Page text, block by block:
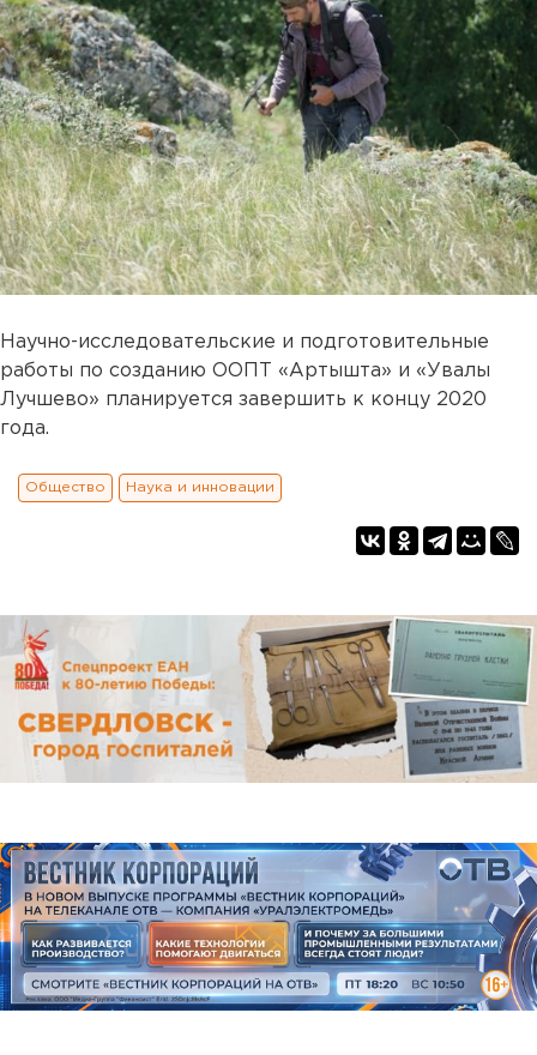
Научно-исследовательские и подготовительные
работы по созданию ООПТ «Артышта» и «Увалы
Лучшево» планируется завершить к концу 2020
года.
Общество Наука и инновации